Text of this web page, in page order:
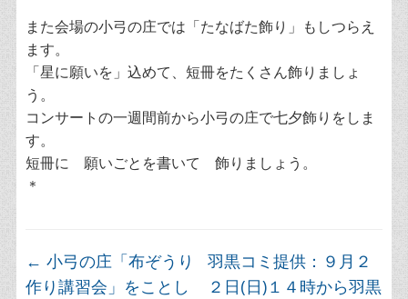
また会場の小弓の庄では「たなばた飾り」もしつらえ
ます。
「星に願いを」込めて、短冊をたくさん飾りましょ
う。
コンサートの一週間前から小弓の庄で七夕飾りをしま
す。
短冊に 願いごとを書いて 飾りましょう。
＊
← 小弓の庄「布ぞうり
作り講習会」をことし
羽黒コミ提供：９月２
２日(日)１４時から羽黒